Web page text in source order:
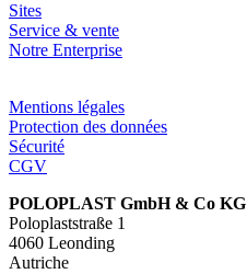
Sites
Service & vente
Notre Enterprise
Mentions légales
Protection des données
Sécurité
CGV
POLOPLAST GmbH & Co KG
Poloplaststraße 1
4060 Leonding
Autriche